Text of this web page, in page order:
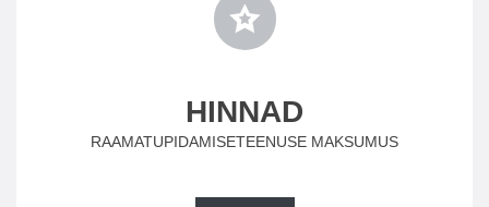
HINNAD
RAAMATUPIDAMISETEENUSE MAKSUMUS